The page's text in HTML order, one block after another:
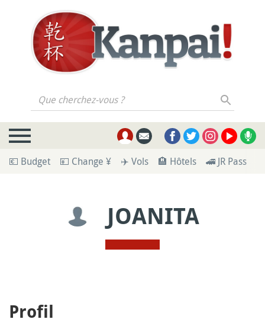
Que cherchez-vous ?
💶 Budget 💴 Change ¥ ✈️ Vols 🏨 Hôtels 🚄 JR Pass
JOANITA
Profil